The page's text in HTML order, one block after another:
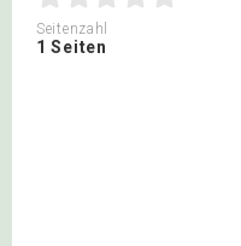
Seitenzahl
1 Seiten